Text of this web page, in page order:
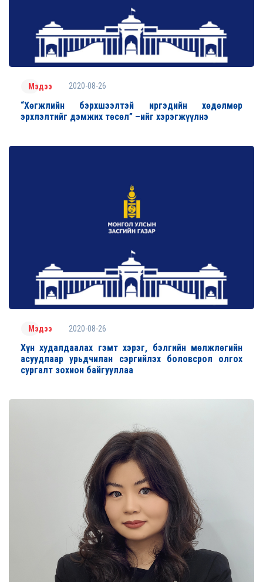
Мэдээ 2020-08-26
“Хөгжлийн бэрхшээлтэй иргэдийн хөдөлмөр
эрхлэлтийг дэмжих төсөл” –ийг хэрэгжүүлнэ
Мэдээ 2020-08-26
Хүн худалдаалах гэмт хэрэг, бэлгийн мөлжлөгийн
асуудлаар урьдчилан сэргийлэх боловсрол олгох
сургалт зохион байгууллаа